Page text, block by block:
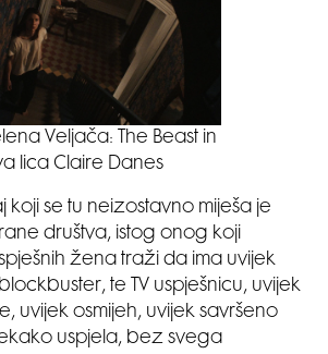
Veljača: The Beast in
lica Claire Danes
koji se tu neizostavno miješa je
društva, istog onog koji
žena traži da ima uvijek
te TV uspješnicu, uvijek
uvijek osmijeh, uvijek savršeno
uspjela, bez svega